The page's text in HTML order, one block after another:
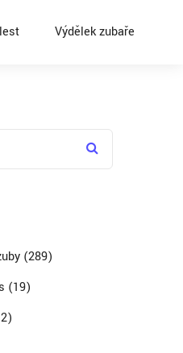
Výdělek zubaře
(289)
(19)